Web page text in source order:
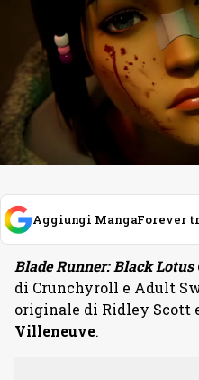
Aggiungi MangaForever
Blade Runner: Black Lotus
di Crunchyroll e Adult
originale di Ridley Scott
Villeneuve.